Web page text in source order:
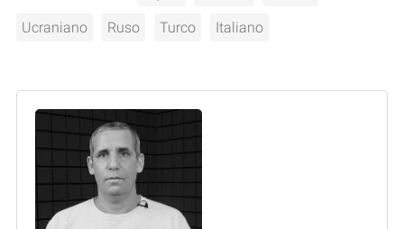
Ucraniano Ruso Turco Italiano